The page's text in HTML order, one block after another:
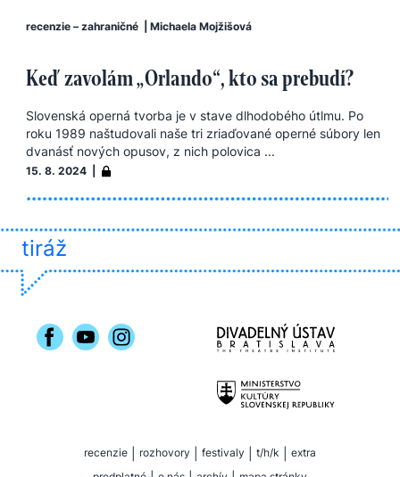
recenzie – zahraničné Michaela Mojžišová
Keď zavolám „Orlando“, kto sa prebudí?
Slovenská operná tvorba je v stave dlhodobého útlmu. Po
roku 1989 naštudovali naše tri zriaďované operné súbory len
dvanásť nových opusov, z nich polovica ...
15. 8. 2024 |
tiráž
recenzie rozhovory festivaly t/h/k
extra